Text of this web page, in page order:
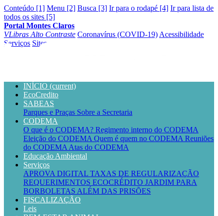
Conteúdo [1] Menu [2] Busca [3] Ir para o rodapé [4] Ir para lista de
todos os sites [5]
Portal Montes Claros
VLibras Alto Contraste Coronavírus (COVID-19) Acessibilidade
Serviços Sites
INÍCIO (current)
EcoCredito
SABEAS
Parques e Praças Sobre a Secretaria
CODEMA
O que é o CODEMA? Regimento interno do CODEMA
Eleição do CODEMA Quem é quem no CODEMA Reuniões
do CODEMA Atas do CODEMA
Educação Ambiental
Serviços
APROVA DIGITAL TAXAS DE REGULARIZAÇÃO
REQUERIMENTOS ECOCRÉDITO JARDIM PARA
BORBOLETAS ALÉM DAS PRISÕES
FISCALIZAÇÃO
Leis